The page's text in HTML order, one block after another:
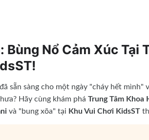
Bùng Nổ Cảm Xúc Tại
sẵn sàng cho một ngày "cháy hết
Hãy cùng khám phá Trung Tâm Khoa
và "bung xõa" tại Khu Vui Chơi KidsST